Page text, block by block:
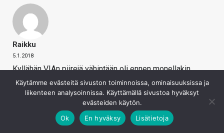
Raikku
5.1.2018
Kyllähän VIAn piirejä vähintään oli ennen monellakin
emolla. Eikös vanhoissa Asrockeissakin ollut?
Kirjaudu sisään vastataksesi
Käytämme evästeitä sivuston toiminnoissa, ominaisuuksissa ja
liikenteen analysoinnissa. Käyttämällä sivustoa hyväksyt
evästeiden käytön.
Ok
En hyväksy Lisätietoja